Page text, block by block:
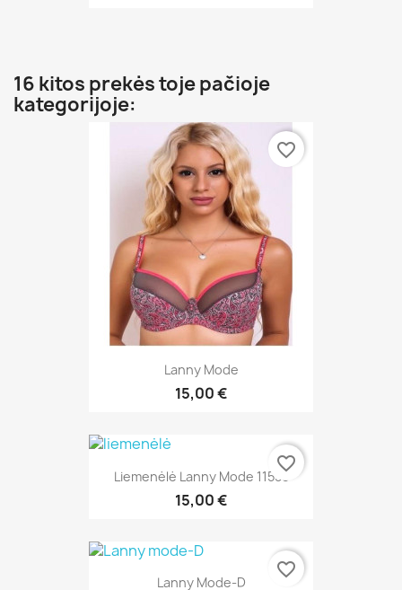
16 kitos prekės toje pačioje
kategorijoje:
Lanny Mode
15,00 €
favorite_border
Liemenėlė Lanny Mode 11558
15,00 €
favorite_border
Lanny Mode-D
favorite_border